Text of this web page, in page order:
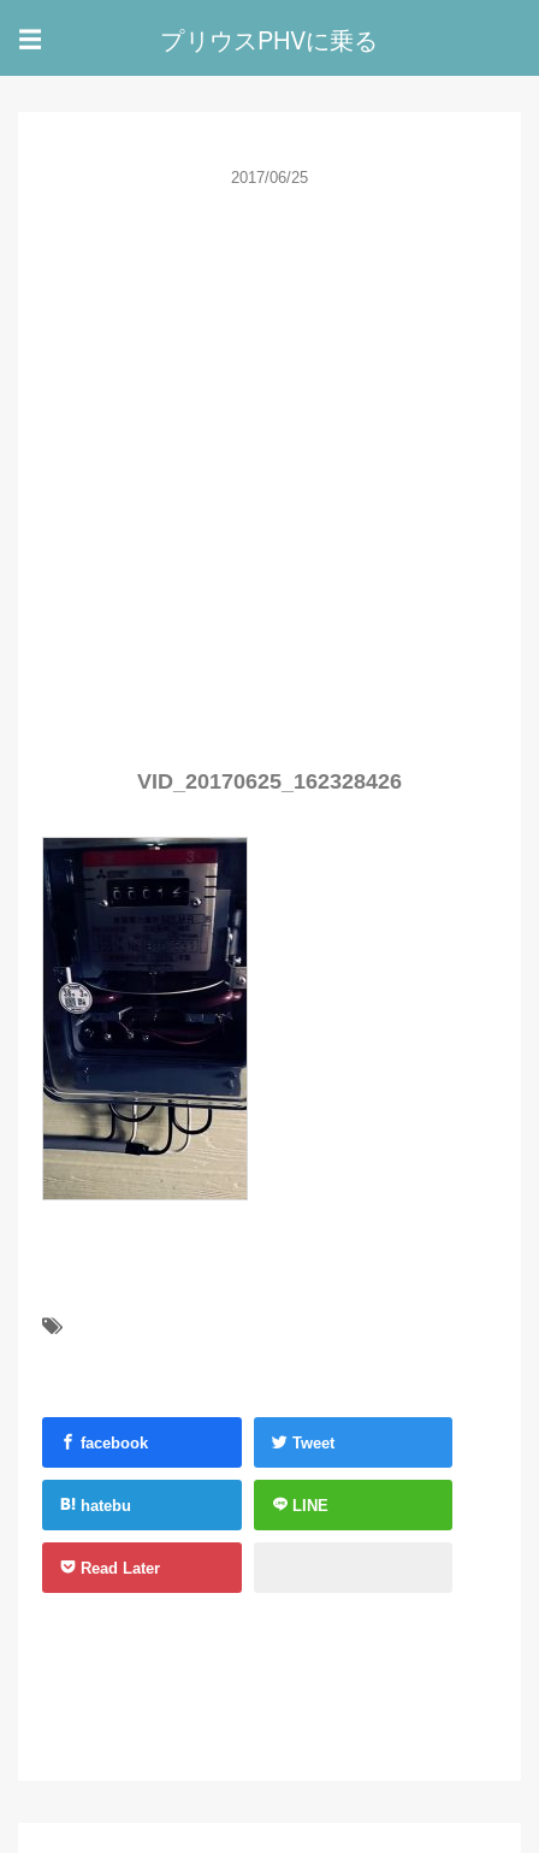
☰ プリウスPHVに乗る
2017/06/25
VID_20170625_162328426
facebook Tweet
hatebu LINE
Read Later